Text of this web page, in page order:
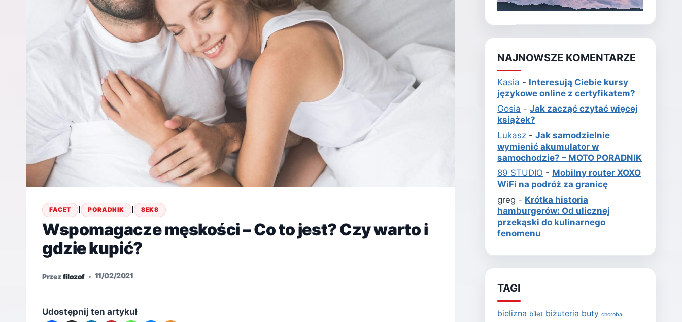
FACET | PORADNIK | SEKS
Wspomagacze męskości – Co to jest? Czy warto i
gdzie kupić?
Przezfilozof 11/02/2021
Udostępnij ten artykuł
NAJNOWSZE KOMENTARZE
Kasia - Interesują Ciebie kursy
językowe online z certyfikatem?
Gosia -Jak zacząć czytać więcej
książek?
Lukasz -Jak samodzielnie
wymienić akumulator w
samochodzie? – MOTO PORADNIK
89 STUDIO - Mobilny router XOXO
WiFi na podróż za granicę
greg - Krótka historia
hamburgerów: Od ulicznej
przekąski do kulinarnego
fenomenu
TAGI
bielizna bilet biżuteria buty choroba